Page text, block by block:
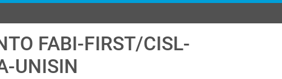
FABI-FIRST/CISL-
UNISIN